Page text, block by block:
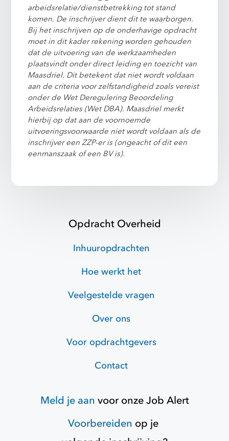
arbeidsrelatie/dienstbetrekking tot stand
komen. De inschrijver dient dit te waarborgen.
Bij het inschrijven op de onderhavige opdracht
moet in dit kader rekening worden gehouden
dat de uitvoering van de werkzaamheden
plaatsvindt onder direct leiding en toezicht van
Maasdriel. Dit betekent dat niet wordt voldaan
aan de criteria voor zelfstandigheid zoals vereist
onder de Wet Deregulering Beoordeling
Arbeidsrelaties (Wet DBA). Maasdriel merkt
hierbij op dat aan de voornoemde
uitvoeringsvoorwaarde niet wordt voldaan als de
inschrijver een ZZP-er is (ongeacht of dit een
eenmanszaak of een BV is).
Opdracht Overheid
Inhuuropdrachten
Hoe werkt het
Veelgestelde vragen
Over ons
Voor opdrachtgevers
Contact
Meld je aan voor onzeJob Alert
Voorbereiden op je